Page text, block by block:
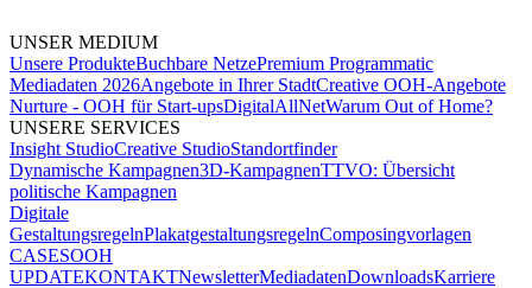
UNSER MEDIUM
Unsere ProdukteBuchbare NetzePremium Programmatic
Mediadaten 2026Angebote in Ihrer StadtCreative OOH-Angebote
Nurture - OOH für Start-upsDigitalAllNetWarum Out of Home?
UNSERE SERVICES
Insight StudioCreative StudioStandortfinder
Dynamische Kampagnen3D-KampagnenTTVO: Übersicht
politische Kampagnen
Digitale
GestaltungsregelnPlakatgestaltungsregelnComposingvorlagen
CASESOOH
UPDATEKONTAKTNewsletterMediadatenDownloadsKarriere